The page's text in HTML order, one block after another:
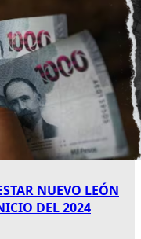
NUEVO LEÓN
DEL 2024